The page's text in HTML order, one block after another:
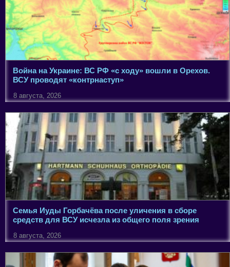
Война на Украине: ВС РФ «с ходу» вошли в Орехов.
ВСУ проводят «контрнаступ»
8 августа, 2026
Семья Иуды Горбачёва после уличения в сборе
средств для ВСУ исчезла из общего поля зрения
8 августа, 2026